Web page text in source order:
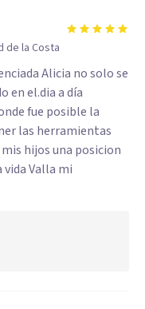
de la Costa
Alicia no solo se
en el.dia a día
fue posible la
las herramientas
hijos una posicion
Valla mi